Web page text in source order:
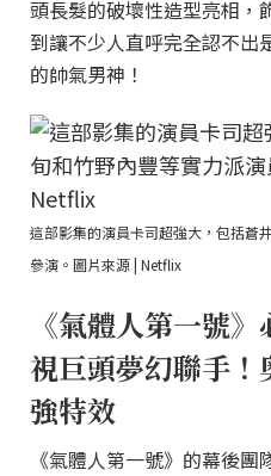
頭長髮的破壞性造型亮相，
到讓不少人直呼完全認不出
的帥氣男神！
這部影集的演員卡司超強大，包括蒼
參演。圖片來源 | Netflix
《氣體人第一號
視巨頭夢幻聯手
強特效
《氣體人第一號》的幕後